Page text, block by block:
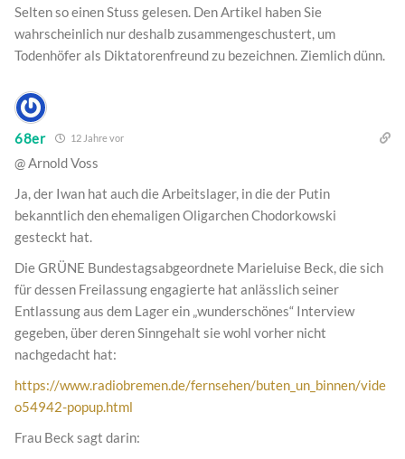
Selten so einen Stuss gelesen. Den Artikel haben Sie
wahrscheinlich nur deshalb zusammengeschustert, um
Todenhöfer als Diktatorenfreund zu bezeichnen. Ziemlich dünn.
68er 12 Jahre vor
@ Arnold Voss
Ja, der Iwan hat auch die Arbeitslager, in die der Putin
bekanntlich den ehemaligen Oligarchen Chodorkowski
gesteckt hat.
Die GRÜNE Bundestagsabgeordnete Marieluise Beck, die sich
für dessen Freilassung engagierte hat anlässlich seiner
Entlassung aus dem Lager ein „wunderschönes“ Interview
gegeben, über deren Sinngehalt sie wohl vorher nicht
nachgedacht hat:
https://www.radiobremen.de/fernsehen/buten_un_binnen/vide
o54942-popup.html
Frau Beck sagt darin: